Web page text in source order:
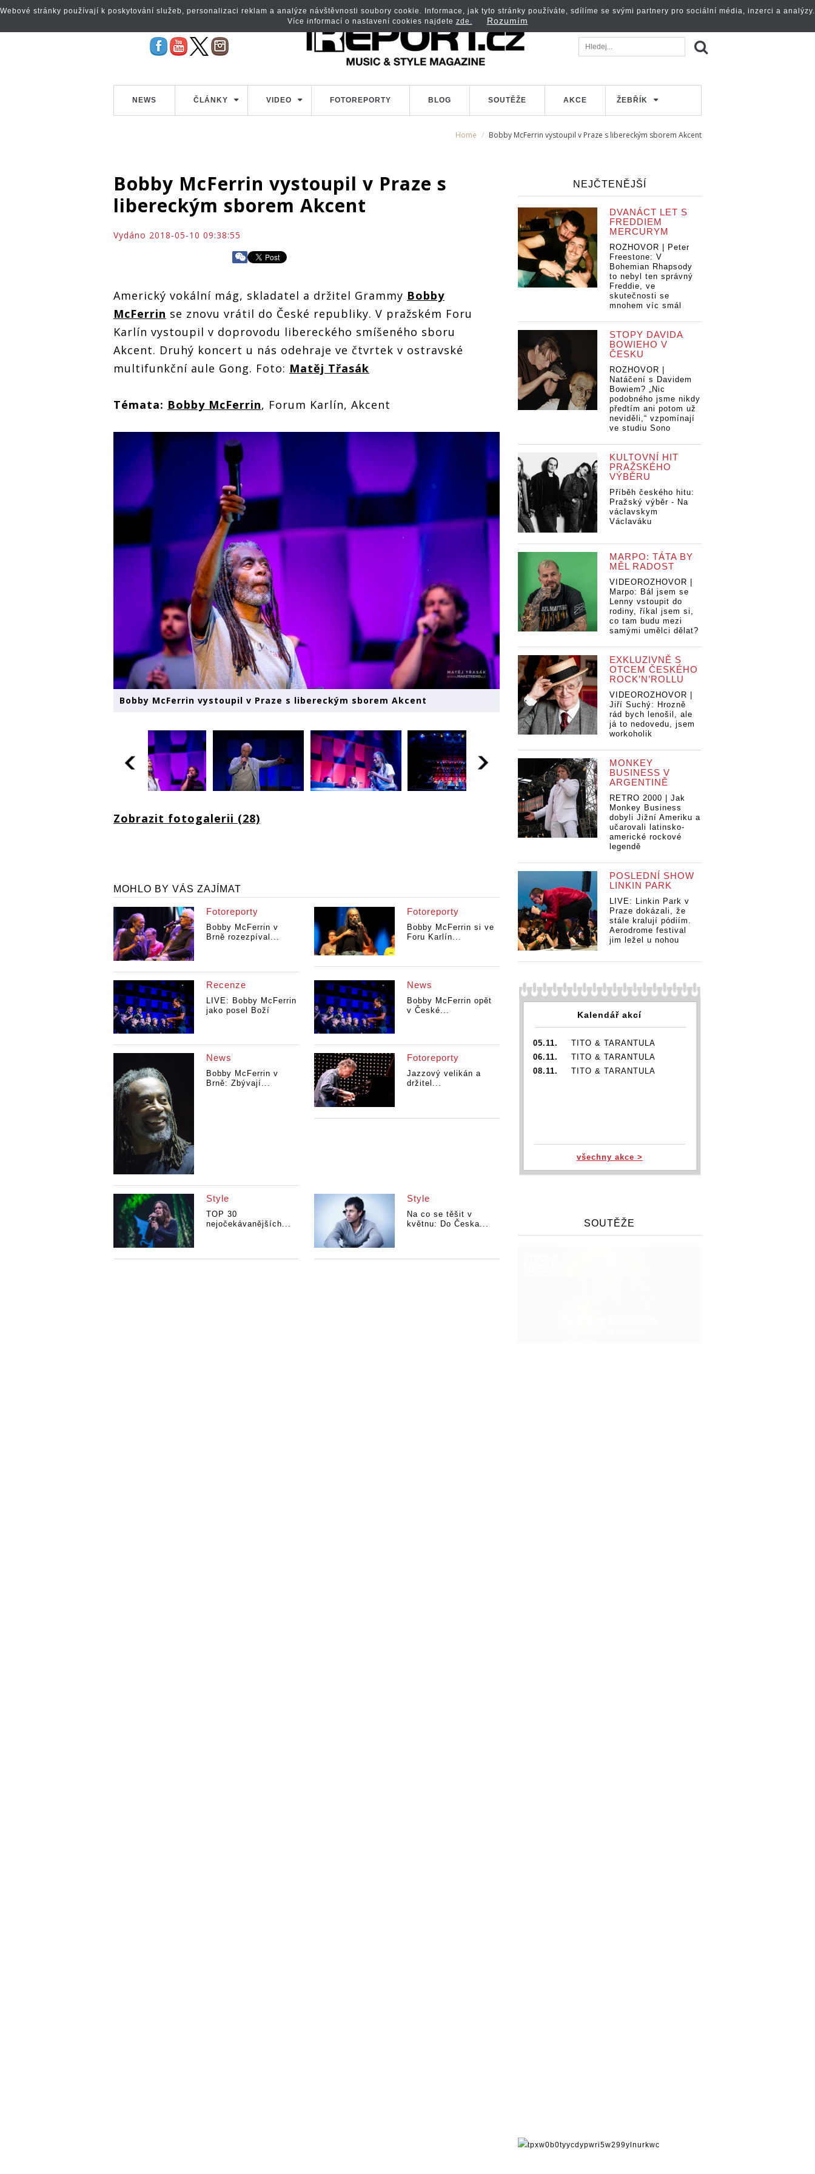
NEWS ČLÁNKY VIDEO FOTOREPORTY BLOG SOUTĚŽE AKCE ŽEBŘÍK
Home Bobby McFerrin vystoupil v Praze s libereckým sborem Akcent
Bobby McFerrin vystoupil v Praze s
libereckým sborem Akcent
Vydáno 2018-05-10 09:38:55
Americký vokální mág, skladatel a držitel Grammy Bobby
McFerrin se znovu vrátil do České republiky. V pražském Foru
Karlín vystoupil v doprovodu libereckého smíšeného sboru
Akcent. Druhý koncert u nás odehraje ve čtvrtek v ostravské
multifunkční aule Gong. Foto: Matěj Třasák
Témata: Bobby McFerrin, Forum Karlín, Akcent
Bobby McFerrin vystoupil v Praze s libereckým sborem Akcent
Zobrazit fotogalerii (28)
MOHLO BY VÁS ZAJÍMAT
Fotoreporty
Bobby McFerrin v
Brně rozezpíval...
Fotoreporty
Bobby McFerrin si ve
Foru Karlín...
Recenze
LIVE: Bobby McFerrin
jako posel Boží
News
Bobby McFerrin opět
v České...
News
Bobby McFerrin v
Brně: Zbývají...
Fotoreporty
Jazzový velikán a
držitel...
Style
TOP 30
nejočekávanějších...
Style
Na co se těšit v
květnu: Do Česka...
NEJČTENĚJŠÍ
DVANÁCT LET S
FREDDIEM
MERCURYM
ROZHOVOR | Peter
Freestone: V
Bohemian Rhapsody
to nebyl ten správný
Freddie, ve
skutečnosti se
mnohem víc smál
STOPY DAVIDA
BOWIEHO V
ČESKU
ROZHOVOR |
Natáčení s Davidem
Bowiem? „Nic
podobného jsme nikdy
předtím ani potom už
neviděli,“ vzpomínají
ve studiu Sono
KULTOVNÍ HIT
PRAŽSKÉHO
VÝBĚRU
Příběh českého hitu:
Pražský výběr - Na
václavskym
Václaváku
MARPO: TÁTA BY
MĚL RADOST
VIDEOROZHOVOR |
Marpo: Bál jsem se
Lenny vstoupit do
rodiny, říkal jsem si,
co tam budu mezi
samými umělci dělat?
EXKLUZIVNĚ S
OTCEM ČESKÉHO
ROCK’N’ROLLU
VIDEOROZHOVOR |
Jiří Suchý: Hrozně
rád bych lenošil, ale
já to nedovedu, jsem
workoholik
MONKEY
BUSINESS V
ARGENTINĚ
RETRO 2000 | Jak
Monkey Business
dobyli Jižní Ameriku a
učarovali latinsko-
americké rockové
legendě
POSLEDNÍ SHOW
LINKIN PARK
LIVE: Linkin Park v
Praze dokázali, že
stále kralují pódiím.
Aerodrome festival
jim ležel u nohou
Kalendář akcí
05.11.
TITO & TARANTULA
06.11.
TITO & TARANTULA
08.11.
TITO & TARANTULA
všechny akce >
SOUTĚŽE
Webové stránky používají k poskytování služeb, personalizaci reklam a analýze návštěvnosti soubory cookie. Informace, jak tyto stránky používáte, sdílíme se svými partnery pro sociální média, inzerci a analýzy.
Více informací o nastavení cookies najdete zde. Rozumím